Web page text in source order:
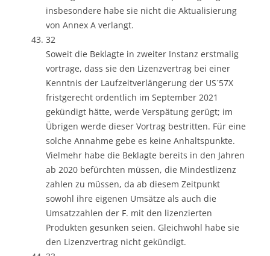
insbesondere habe sie nicht die Aktualisierung
von Annex A verlangt.
32
Soweit die Beklagte in zweiter Instanz erstmalig
vortrage, dass sie den Lizenzvertrag bei einer
Kenntnis der Laufzeitverlängerung der US´57X
fristgerecht ordentlich im September 2021
gekündigt hätte, werde Verspätung gerügt; im
Übrigen werde dieser Vortrag bestritten. Für eine
solche Annahme gebe es keine Anhaltspunkte.
Vielmehr habe die Beklagte bereits in den Jahren
ab 2020 befürchten müssen, die Mindestlizenz
zahlen zu müssen, da ab diesem Zeitpunkt
sowohl ihre eigenen Umsätze als auch die
Umsatzzahlen der F. mit den lizenzierten
Produkten gesunken seien. Gleichwohl habe sie
den Lizenzvertrag nicht gekündigt.